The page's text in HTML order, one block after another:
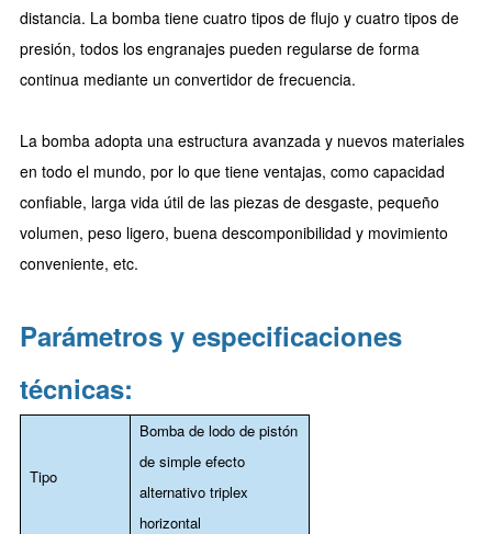
distancia. La bomba tiene cuatro tipos de flujo y cuatro tipos de
presión, todos los engranajes pueden regularse de forma
continua mediante un convertidor de frecuencia.
La bomba adopta una estructura avanzada y nuevos materiales
en todo el mundo, por lo que tiene ventajas, como capacidad
confiable, larga vida útil de las piezas de desgaste, pequeño
volumen, peso ligero, buena descomponibilidad y movimiento
conveniente, etc.
Parámetros y especificaciones
técnicas:
Tipo
Bomba de lodo de pistón
de simple efecto
alternativo triplex
horizontal